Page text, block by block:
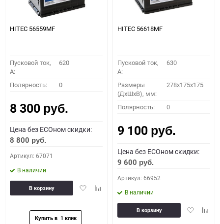
HITEC 56559MF
Пусковой ток,
A:
620
Полярность: 0
8 300 руб.
Цена без ECOном скидки:
8 800 руб.
Артикул: 67071
В наличии
ДобавитьДобавить
сравнению
В корзину
HITEC 56618MF
Пусковой ток,
A:
630
Размеры
(ДхШхВ), мм:
278x175x175
Полярность: 0
9 100 руб.
Цена без ECOном скидки:
9 600 руб.
Артикул: 66952
В наличии
Добавить
В корзину